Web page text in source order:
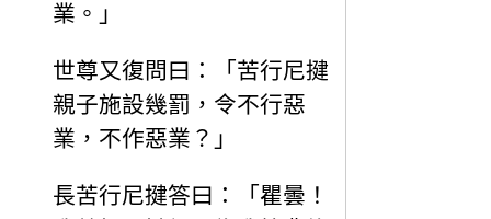
業。」
世尊又復問曰：「苦行尼揵
親子施設幾罰，令不行惡
業，不作惡業？」
長苦行尼揵答曰：「瞿曇！